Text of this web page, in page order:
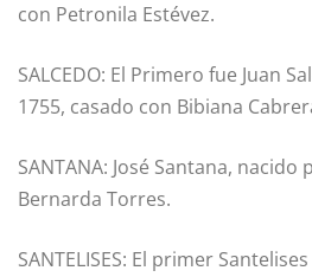
con Petronila Estévez.
SALCEDO: El Primero fue Juan
1755, casado con Bibiana
SANTANA: José Santana, nacido
Bernarda Torres.
SANTELISES: El primer